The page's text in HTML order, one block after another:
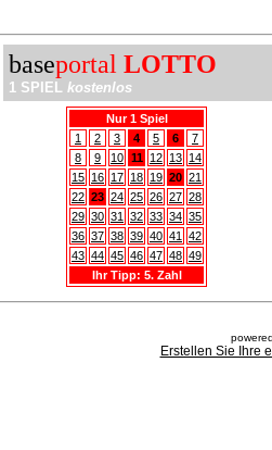
baseportal LOTTO
1 SPIEL kostenlos
Nur 1 Spiel
1
2 3 4 5 6
7
8
9 10 11 12 13 14
15 16 17 18 19 20 21
22 23 24 25 26 27 28
29 30 31 32 33 34 35
36 37 38 39 40 41
42
43 44 45 46 47 48 49
Ihr Tipp: 5. Zahl
Erstellen Sie Ihre